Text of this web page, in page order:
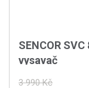
SENCOR
vysavač
3 990 Kč